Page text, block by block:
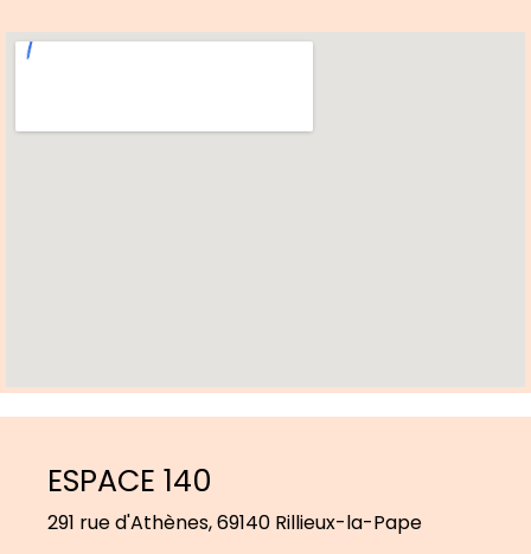
ESPACE 140
291 rue d'Athènes, 69140 Rillieux-la-Pape